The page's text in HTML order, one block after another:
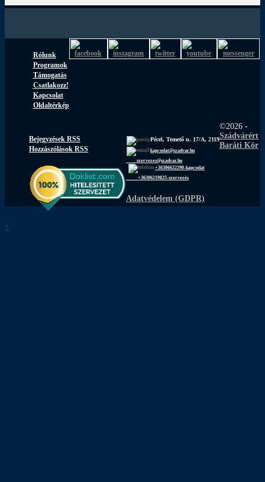
Rólunk
Programok
Támogatás
Csatlakozz!
Kapcsolat
Oldaltérkép
Bejegyzések RSS
Hozzászólások RSS
Pécel, Temető u. 17/A, 2119
kapcsolat@szadvar.hu
szervezes@szadvar.hu
+36306622290-kapcsolat
+36306219825-szervezés
©2026 -
Szádvárért
Baráti Kör
Adatvédelem (GDPR)
↑